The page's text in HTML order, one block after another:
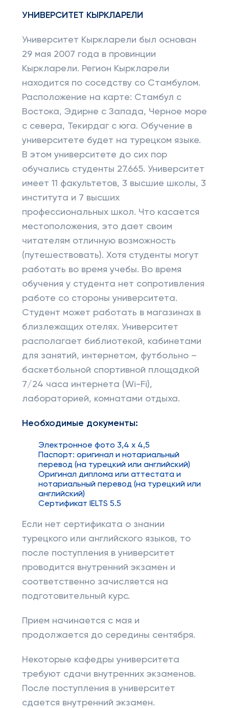
УНИВЕРСИТЕТ КЫРКЛАРЕЛИ
Университет Кыркларели был основан
29 мая 2007 года в провинции
Кыркларели. Регион Кыркларели
находится по соседству со Стамбулом.
Расположение на карте: Стамбул с
Востока, Эдирне с Запада, Черное море
с севера, Текирдаг с юга. Обучение в
университете будет на турецком языке.
В этом университете до сих пор
обучались студенты 27.665. Университет
имеет 11 факультетов, 3 высшие школы, 3
института и 7 высших
профессиональных школ. Что касается
местоположения, это дает своим
читателям отличную возможность
(путешествовать). Хотя студенты могут
работать во время учебы. Во время
обучения у студента нет сопротивления
работе со стороны университета.
Студент может работать в магазинах в
близлежащих отелях. Университет
располагает библиотекой, кабинетами
для занятий, интернетом, футбольно –
баскетбольной спортивной площадкой
7/24 часа интернета (Wi-Fi),
лабораторией, комнатами отдыха.
Необходимые документы:
Электронное фото 3,4 х 4,5
Паспорт: оригинал и нотариальный
перевод (на турецкий или английский)
Оригинал диплома или аттестата и
нотариальный перевод (на турецкий или
английский)
Сертификат IELTS 5.5
Если нет сертификата о знании
турецкого или английского языков, то
после поступления в университет
проводится внутренний экзамен и
соответственно зачисляется на
подготовительный курс.
Прием начинается с мая и
продолжается до середины сентября.
Некоторые кафедры университета
требуют сдачи внутренних экзаменов.
После поступления в университет
сдается внутренний экзамен.